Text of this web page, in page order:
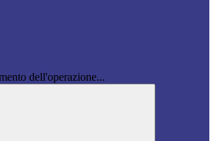
dell'operazione...